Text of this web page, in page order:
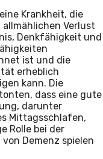
Krankheit, die
Verlust
Denkfähigkeit und
ist und die
erheblich
kann. Die
dass eine gute
darunter
Mittagsschlafen,
Rolle bei der
Demenz spielen